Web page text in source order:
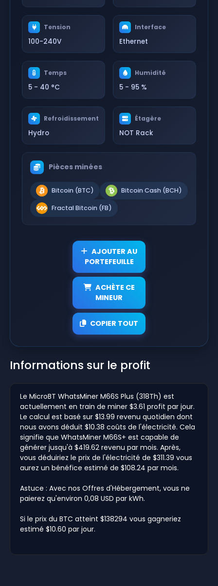
Tension
100-240V
Interface
Ethernet
Temps
5 - 40 °C
Humidité
5 - 95 %
Refroidissement
Hydro
Étagère
NOT Rack
Pièces minées
Bitcoin (BTC) Bitcoin Cash (BCH)
Fractal Bitcoin (FB)
AJOUTER AU
PORTEFEUILLE
ACHÈTE CE
MINEUR
COPIER TOUT
Informations sur le profit
Le MicroBT WhatsMiner M66S Plus (318Th) est
actuellement en train de miner $3.61 profit par jour.
Le calcul est basé sur $13.99 revenu quotidien dont
nous avons déduit $10.38 coûts de l'électricité. Cela
signifie que WhatsMiner M66S+ est capable de
générer jusqu'à $419.62 revenu par mois. Après,
vous déduiriez le prix de l'électricité de $311.39 vous
aurez un bénéfice estimé de $108.24 par mois.
Astuce : Avec nos Offres d'Hébergement, vous ne
paierez qu'environ 0,08 USD par kWh.
Si le prix du BTC atteint $138294 vous gagneriez
estimé $10.60 par jour.